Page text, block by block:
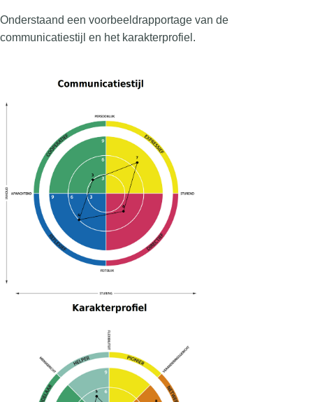
Onderstaand een voorbeeldrapportage van de
communicatiestijl en het karakterprofiel.